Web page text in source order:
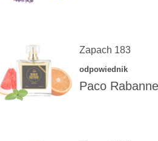
Zapach 183
odpowiednik
Paco Rabanne